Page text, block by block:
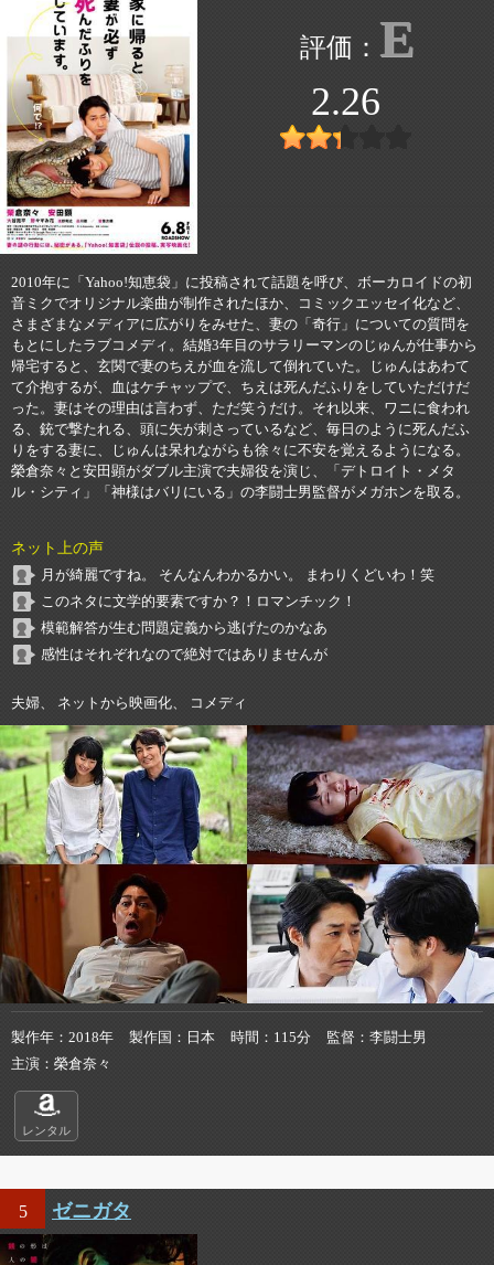
E
2.26
2010年に「Yahoo!知恵袋」に投稿されて話題を呼び、ボーカロイドの初
音ミクでオリジナル楽曲が制作されたほか、コミックエッセイ化など、
さまざまなメディアに広がりをみせた、妻の「奇行」についての質問を
もとにしたラブコメディ。結婚3年目のサラリーマンのじゅんが仕事から
帰宅すると、玄関で妻のちえが血を流して倒れていた。じゅんはあわて
て介抱するが、血はケチャップで、ちえは死んだふりをしていただけだ
った。妻はその理由は言わず、ただ笑うだけ。それ以来、ワニに食われ
る、銃で撃たれる、頭に矢が刺さっているなど、毎日のように死んだふ
りをする妻に、じゅんは呆れながらも徐々に不安を覚えるようになる。
榮倉奈々と安田顕がダブル主演で夫婦役を演じ、「デトロイト・メタ
ル・シティ」「神様はバリにいる」の李闘士男監督がメガホンを取る。
ネット上の声
月が綺麗ですね。 そんなんわかるかい。 まわりくどいわ！笑
このネタに文学的要素ですか？！ロマンチック！
模範解答が生む問題定義から逃げたのかなあ
感性はそれぞれなので絶対ではありませんが
夫婦、 ネットから映画化、 コメディ
製作年 2018年 製作国 日本 時間 115分 監督
李闘士男
主演
榮倉奈々
レンタル
5 ゼニガタ